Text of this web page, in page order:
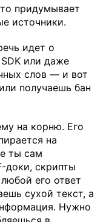
придумывает
источники.
идет о
или даже
слов — и вот
получаешь бан
на корню. Его
на
ты сам
доки, скрипты
его ответ
сухой текст, а
Нужно